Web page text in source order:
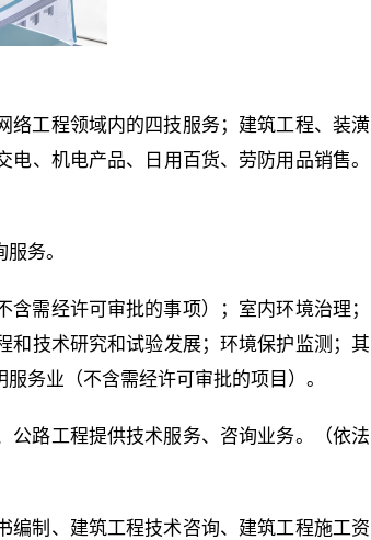
络工程领域内的四技服务；建筑工程、装潢
、机电产品、日用百货、劳防用品销售。
务。
需经许可审批的事项）；室内环境治理；
和技术研究和试验发展；环境保护监测；其
务业（不含需经许可审批的项目）。
公路工程提供技术服务、咨询业务。（依法
编制、建筑工程技术咨询、建筑工程施工资